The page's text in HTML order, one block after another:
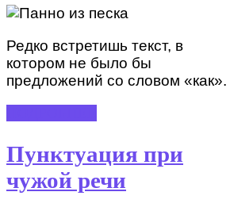
Редко встретишь текст, в
котором не было бы
предложений со словом «как».
Пунктуация при
чужой речи